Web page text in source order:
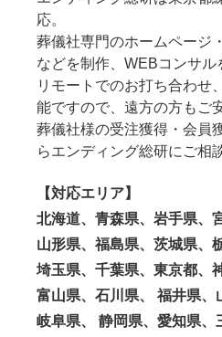
応。
葬儀社専門のホームページ
などを制作、WEBコンサル
リモートでのお打ち合わせ
能ですので、遠方の方もご
葬儀社様の受注獲得・会員
らエンディング総研にご相
【対応エリア】
北海道、青森県、岩手県、
山形県、福島県、茨城県、
埼玉県、千葉県、東京都、
富山県、石川県、 福井県、
岐阜県、 静岡県、愛知県、